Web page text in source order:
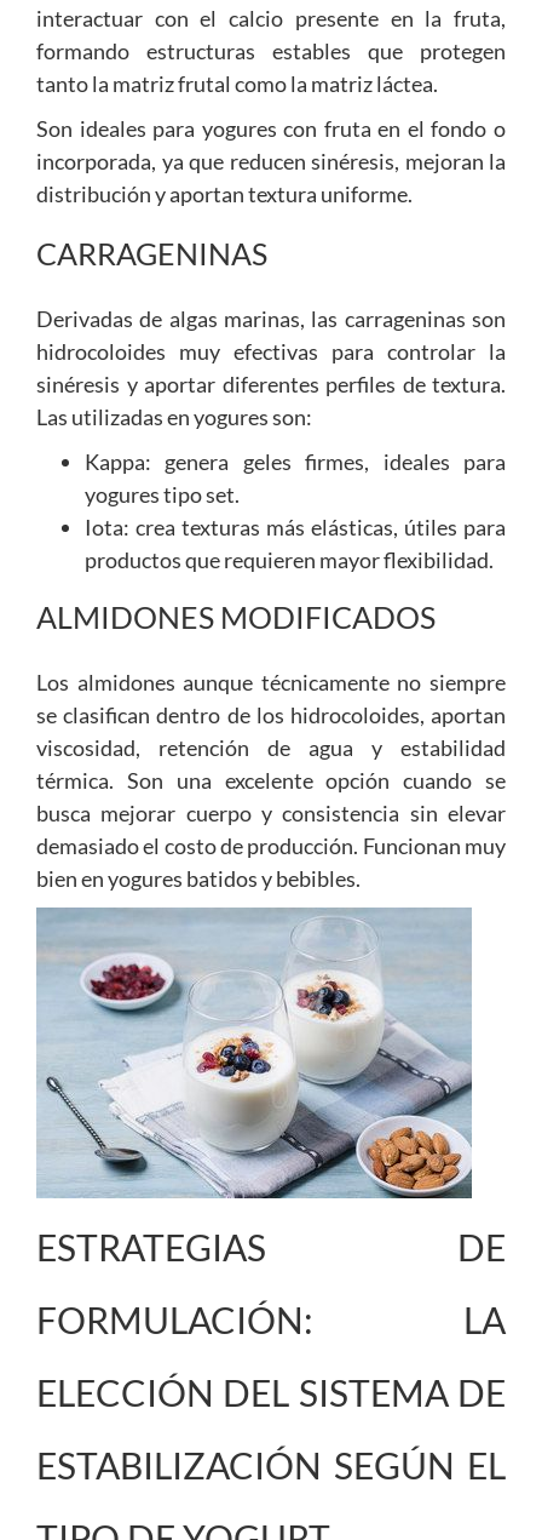
interactuar con el calcio presente en la fruta,
formando estructuras estables que protegen
tanto la matriz frutal como la matriz láctea.
Son ideales para yogures con fruta en el fondo o
incorporada, ya que reducen sinéresis, mejoran la
distribución y aportan textura uniforme.
CARRAGENINAS
Derivadas de algas marinas, las carrageninas son
hidrocoloides muy efectivas para controlar la
sinéresis y aportar diferentes perfiles de textura.
Las utilizadas en yogures son:
Kappa: genera geles firmes, ideales para
yogures tipo set.
Iota: crea texturas más elásticas, útiles para
productos que requieren mayor flexibilidad.
ALMIDONES MODIFICADOS
Los almidones aunque técnicamente no siempre
se clasifican dentro de los hidrocoloides, aportan
viscosidad, retención de agua y estabilidad
térmica. Son una excelente opción cuando se
busca mejorar cuerpo y consistencia sin elevar
demasiado el costo de producción. Funcionan muy
bien en yogures batidos y bebibles.
ESTRATEGIAS DE
FORMULACIÓN: LA
ELECCIÓN DEL SISTEMA DE
ESTABILIZACIÓN SEGÚN EL